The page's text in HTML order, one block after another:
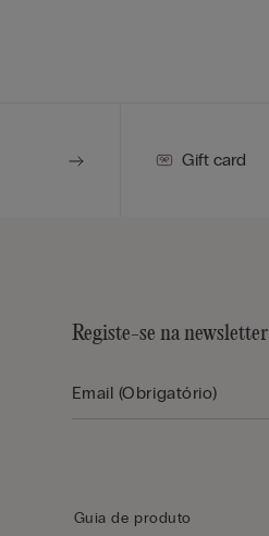
Gift card
Registe-se na newsletter
Guia de produto